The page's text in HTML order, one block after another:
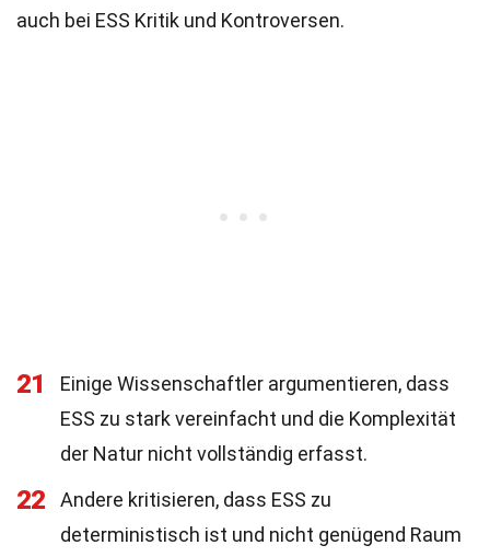
auch bei ESS Kritik und Kontroversen.
21
Einige Wissenschaftler argumentieren, dass
ESS zu stark vereinfacht und die Komplexität
der Natur nicht vollständig erfasst.
22
Andere kritisieren, dass ESS zu
deterministisch ist und nicht genügend Raum